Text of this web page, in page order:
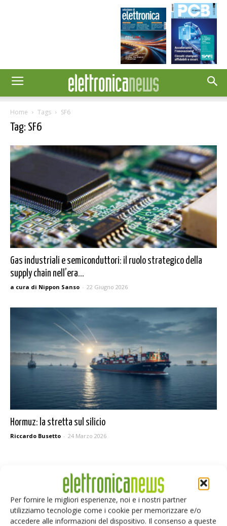
Per fornire le migliori esperienze, noi e i nostri partner
utilizziamo tecnologie come i cookie per memorizzare e/o
accedere alle informazioni del dispositivo. Il consenso a queste
Home Tags SF6
Tag: SF6
Gas industriali e semiconduttori: il ruolo strategico della
supply chain nell’era...
a cura di Nippon Sanso - 22 Giugno 2026
Hormuz: la stretta sul silicio
Riccardo Busetto - 24 Marzo 2026
Selezione di elettronica